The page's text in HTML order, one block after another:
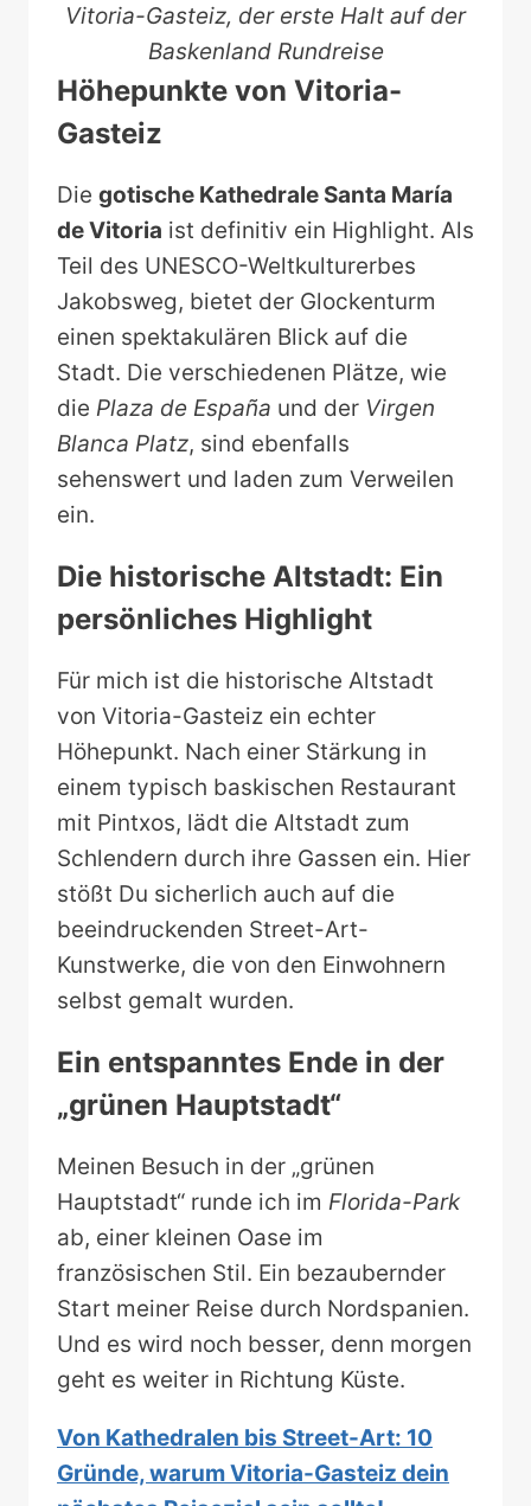
Vitoria-Gasteiz, der erste Halt auf der
Baskenland Rundreise
Höhepunkte von Vitoria-
Gasteiz
Die gotische Kathedrale Santa María
de Vitoria ist definitiv ein Highlight. Als
Teil des UNESCO-Weltkulturerbes
Jakobsweg, bietet der Glockenturm
einen spektakulären Blick auf die
Stadt. Die verschiedenen Plätze, wie
die Plaza de España und der Virgen
Blanca Platz, sind ebenfalls
sehenswert und laden zum Verweilen
ein.
Die historische Altstadt: Ein
persönliches Highlight
Für mich ist die historische Altstadt
von Vitoria-Gasteiz ein echter
Höhepunkt. Nach einer Stärkung in
einem typisch baskischen Restaurant
mit Pintxos, lädt die Altstadt zum
Schlendern durch ihre Gassen ein. Hier
stößt Du sicherlich auch auf die
beeindruckenden Street-Art-
Kunstwerke, die von den Einwohnern
selbst gemalt wurden.
Ein entspanntes Ende in der
„grünen Hauptstadt“
Meinen Besuch in der „grünen
Hauptstadt“ runde ich im Florida-Park
ab, einer kleinen Oase im
französischen Stil. Ein bezaubernder
Start meiner Reise durch Nordspanien.
Und es wird noch besser, denn morgen
geht es weiter in Richtung Küste.
Von Kathedralen bis Street-Art: 10
Gründe, warum Vitoria-Gasteiz dein